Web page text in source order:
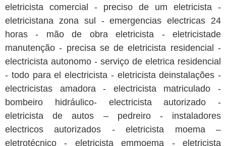
eletricista comercial - preciso de um eletricista -
eletricistana zona sul - emergencias electricas 24
horas - mão de obra eletricista - eletricistade
manutenção - precisa se de eletricista residencial -
electricista autonomo - serviço de eletrica residencial
- todo para el electricista - eletricista deinstalações -
electricistas amadora - electricista matriculado -
bombeiro hidráulico- electricista autorizado -
eletricista de autos – pedreiro - instaladores
electricos autorizados - eletricista moema –
eletrotécnico - eletricista emmoema - eletricista